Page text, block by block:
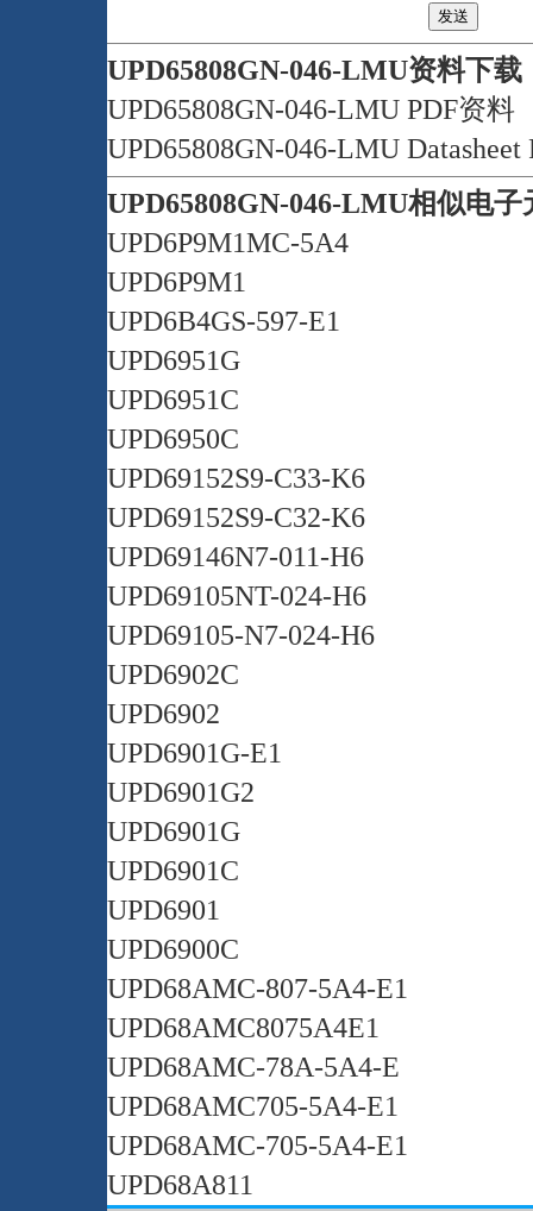
UPD65808GN-046-LMU资料下载
UPD65808GN-046-LMU PDF资料
UPD65808GN-046-LMU Datasheet
UPD65808GN-046-LMU相似电子
UPD6P9M1MC-5A4
UPD6P9M1
UPD6B4GS-597-E1
UPD6951G
UPD6951C
UPD6950C
UPD69152S9-C33-K6
UPD69152S9-C32-K6
UPD69146N7-011-H6
UPD69105NT-024-H6
UPD69105-N7-024-H6
UPD6902C
UPD6902
UPD6901G-E1
UPD6901G2
UPD6901G
UPD6901C
UPD6901
UPD6900C
UPD68AMC-807-5A4-E1
UPD68AMC8075A4E1
UPD68AMC-78A-5A4-E
UPD68AMC705-5A4-E1
UPD68AMC-705-5A4-E1
UPD68A811